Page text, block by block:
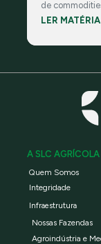
de
reconhecida
LER MATÉRIA
A SLC AGRÍCOLA
Quem Somos
Integridade
Infraestrutura
Nossas Fazendas
Agroindústria e